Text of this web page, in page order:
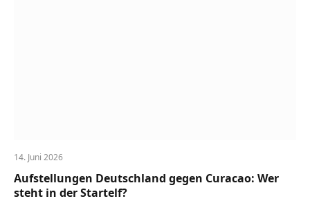
14. Juni 2026
Aufstellungen Deutschland gegen Curacao: Wer
steht in der Startelf?